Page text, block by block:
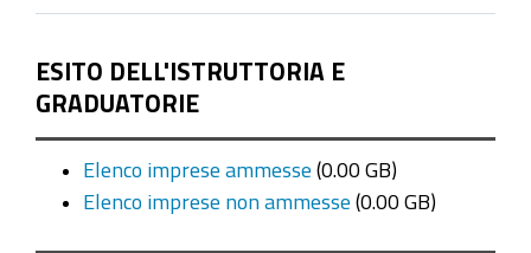
ESITO DELL'ISTRUTTORIA E
GRADUATORIE
Elenco imprese ammesse (0.00 GB)
Elenco imprese non ammesse (0.00 GB)